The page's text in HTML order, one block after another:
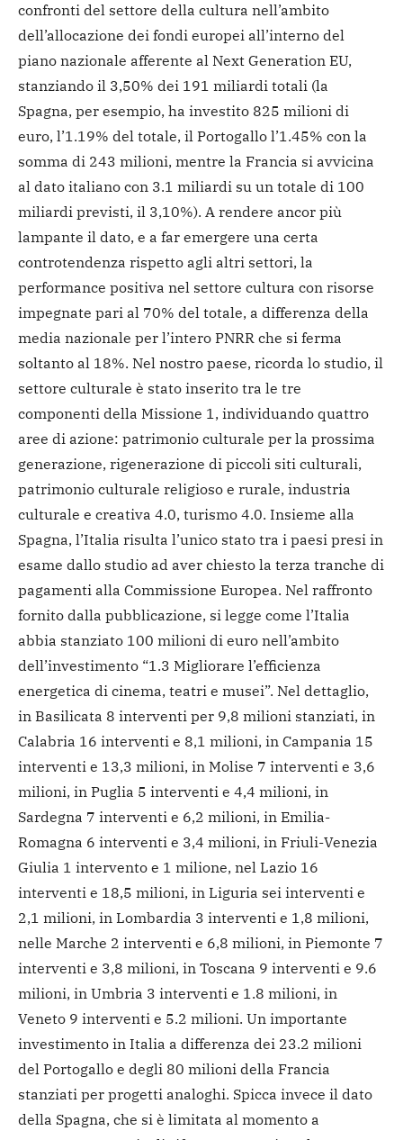
confronti del settore della cultura nell’ambito
dell’allocazione dei fondi europei all’interno del
piano nazionale afferente al Next Generation EU,
stanziando il 3,50% dei 191 miliardi totali (la
Spagna, per esempio, ha investito 825 milioni di
euro, l’1.19% del totale, il Portogallo l’1.45% con la
somma di 243 milioni, mentre la Francia si avvicina
al dato italiano con 3.1 miliardi su un totale di 100
miliardi previsti, il 3,10%). A rendere ancor più
lampante il dato, e a far emergere una certa
controtendenza rispetto agli altri settori, la
performance positiva nel settore cultura con risorse
impegnate pari al 70% del totale, a differenza della
media nazionale per l’intero PNRR che si ferma
soltanto al 18%. Nel nostro paese, ricorda lo studio, il
settore culturale è stato inserito tra le tre
componenti della Missione 1, individuando quattro
aree di azione: patrimonio culturale per la prossima
generazione, rigenerazione di piccoli siti culturali,
patrimonio culturale religioso e rurale, industria
culturale e creativa 4.0, turismo 4.0. Insieme alla
Spagna, l’Italia risulta l’unico stato tra i paesi presi in
esame dallo studio ad aver chiesto la terza tranche di
pagamenti alla Commissione Europea. Nel raffronto
fornito dalla pubblicazione, si legge come l’Italia
abbia stanziato 100 milioni di euro nell’ambito
dell’investimento “1.3 Migliorare l’efficienza
energetica di cinema, teatri e musei”. Nel dettaglio,
in Basilicata 8 interventi per 9,8 milioni stanziati, in
Calabria 16 interventi e 8,1 milioni, in Campania 15
interventi e 13,3 milioni, in Molise 7 interventi e 3,6
milioni, in Puglia 5 interventi e 4,4 milioni, in
Sardegna 7 interventi e 6,2 milioni, in Emilia-
Romagna 6 interventi e 3,4 milioni, in Friuli-Venezia
Giulia 1 intervento e 1 milione, nel Lazio 16
interventi e 18,5 milioni, in Liguria sei interventi e
2,1 milioni, in Lombardia 3 interventi e 1,8 milioni,
nelle Marche 2 interventi e 6,8 milioni, in Piemonte 7
interventi e 3,8 milioni, in Toscana 9 interventi e 9.6
milioni, in Umbria 3 interventi e 1.8 milioni, in
Veneto 9 interventi e 5.2 milioni. Un importante
investimento in Italia a differenza dei 23.2 milioni
del Portogallo e degli 80 milioni della Francia
stanziati per progetti analoghi. Spicca invece il dato
della Spagna, che si è limitata al momento a